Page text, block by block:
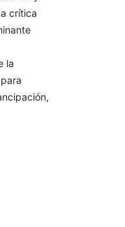
crítica
la